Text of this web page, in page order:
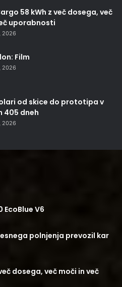
58 kWh z več dosega, več
uporabnosti
2026
Film
2026
od skice do prototipa v
405 dneh
2026
V6
polnjenja prevozil kar
dosega, več moči in več